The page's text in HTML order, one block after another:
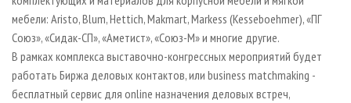
мебели: Aristo, Blum, Hettich, Makmart, Markess (Kesseboehmer), «ПГ
Союз», «Сидак-СП», «Аметист», «Союз-М» и многие другие.
В рамках комплекса выставочно-конгрессных мероприятий будет
работать Биржа деловых контактов, или business matchmaking -
бесплатный сервис для online назначения деловых встреч,